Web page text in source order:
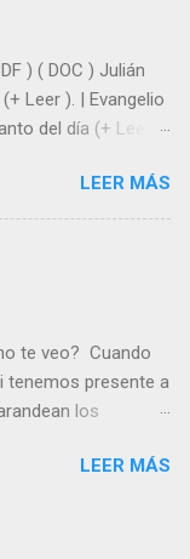
Amar es
Señor, soy un
das la savia para
den sombra
tu fragilidad con la
| Lecturas del
(+ Leer ) |
) ( DOC ) Julián
Leer ). | Evangelio
del día (+ Leer )
LEER MÁS
te veo? Cuando
tenemos presente a
los
no te veo, que me
LEER MÁS